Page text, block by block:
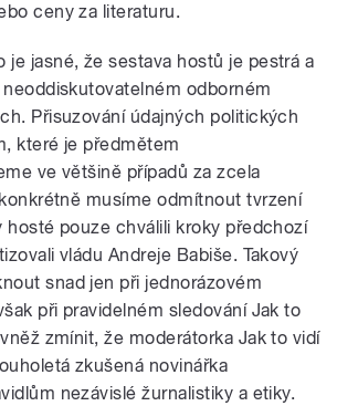
ceny za literaturu.
je jasné, že sestava hostů je pestrá a
odborném
Přisuzování údajných politických
které je předmětem
ve většině případů za zcela
musíme odmítnout tvrzení
hosté pouze chválili kroky předchozí
vládu Andreje Babiše. Takový
snad jen při jednorázovém
při pravidelném sledování Jak to
zmínit, že moderátorka Jak to vidí
zkušená novinářka
nezávislé žurnalistiky a etiky.